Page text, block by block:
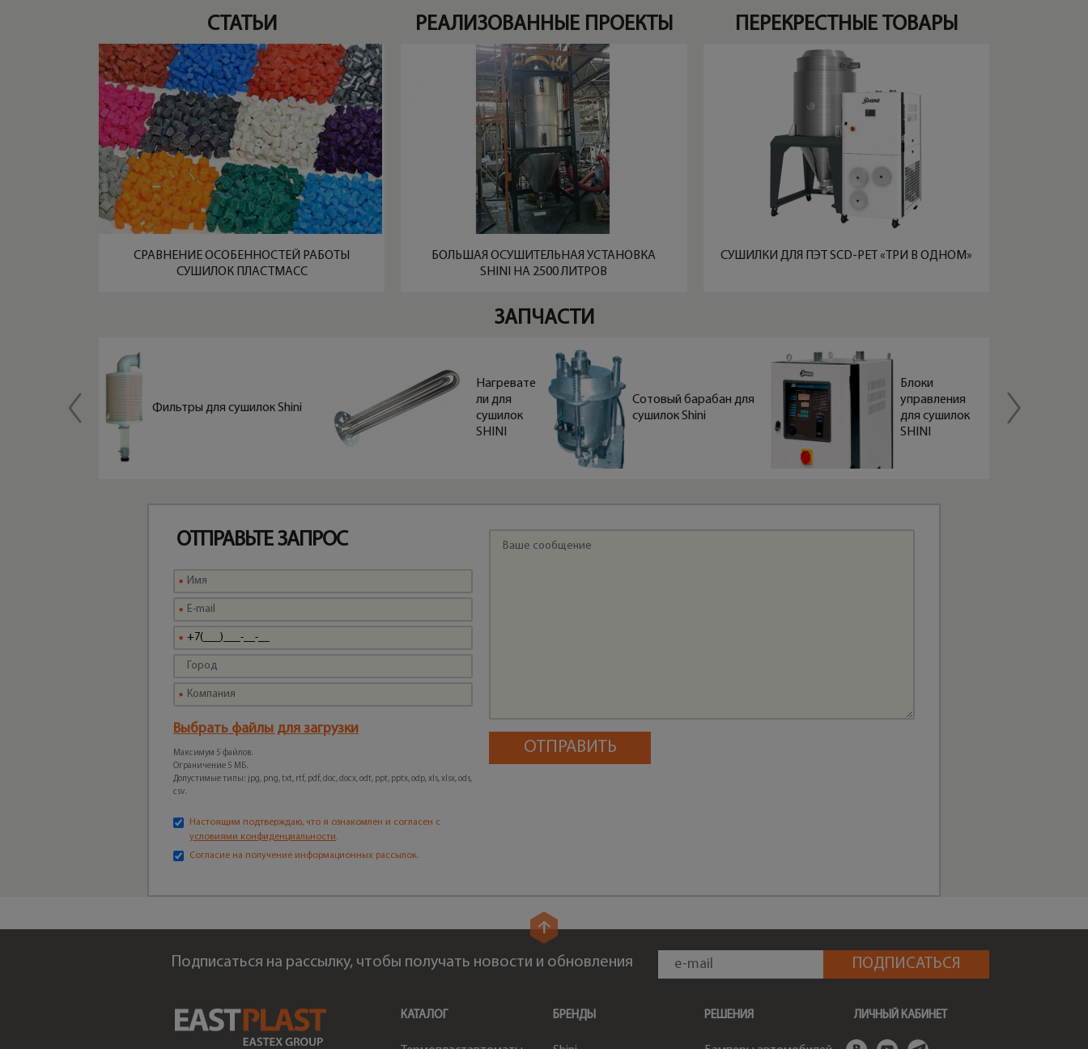
СТАТЬИ
СРАВНЕНИЕ ОСОБЕННОСТЕЙ РАБОТЫ
СУШИЛОК ПЛАСТМАСС
РЕАЛИЗОВАННЫЕ ПРОЕКТЫ
БОЛЬШАЯ ОСУШИТЕЛЬНАЯ УСТАНОВКА
SHINI НА 2500 ЛИТРОВ
ПЕРЕКРЕСТНЫЕ ТОВАРЫ
СУШИЛКИ ДЛЯ ПЭТ SCD-PET «ТРИ В ОДНОМ»
ЗАПЧАСТИ
ры RB для
сушилок
Фильтры для сушилок Shini
Нагревате
ли для
сушилок
SHINI
Сотовый барабан для
сушилок Shini
Блоки
управления
для сушилок
SHINI
ОТПРАВЬТЕ ЗАПРОС
Выбрать файлы для загрузки
Максимум 5 файлов.
Ограничение 5 МБ.
Допустимые типы: jpg, png, txt, rtf, pdf, doc, docx, odt, ppt, pptx, odp, xls, xlsx, ods,
csv.
Настоящим подтверждаю, что я ознакомлен и согласен с
условиями конфиденциальности.
Согласие на получение информационных рассылок.
Подписаться на рассылку, чтобы получать новости и обновления
КАТАЛОГ БРЕНДЫ РЕШЕНИЯ ЛИЧНЫЙ КАБИНЕТ